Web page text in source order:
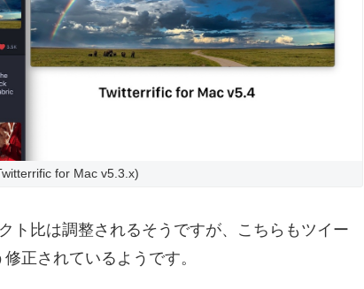
for Mac v5.3.x)
ト比は調整されるそうですが、こちらもツイー
正されているようです。